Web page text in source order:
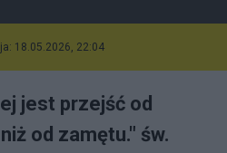
18.05.2026, 22:04
jest przejść od
od zamętu." św.